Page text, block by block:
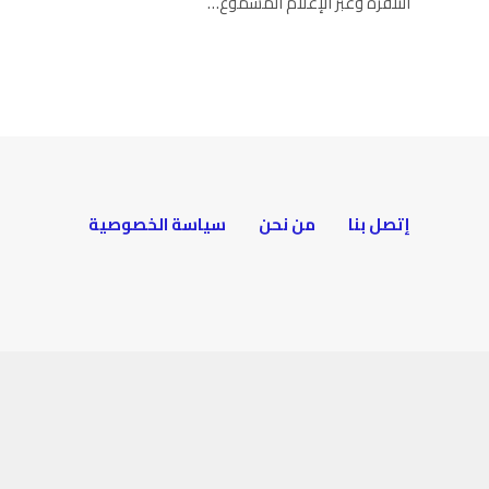
إتصل بنا من نحن سياسة الخصوصية